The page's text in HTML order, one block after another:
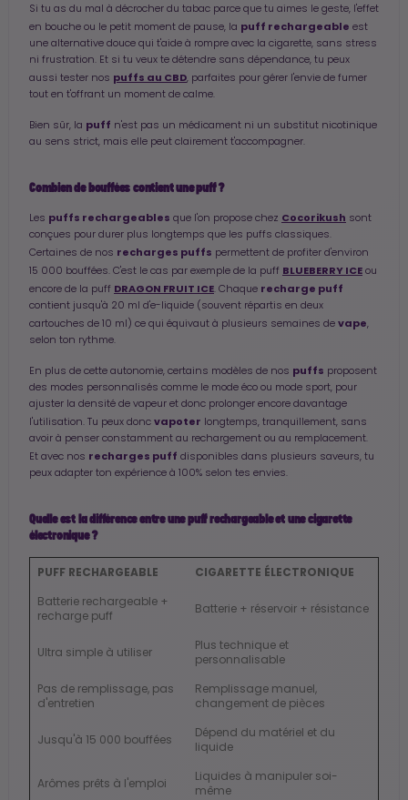
Si tu as du mal à décrocher du tabac parce que tu aimes le geste, l'effet
en bouche ou le petit moment de pause, la puff rechargeable est
une alternative douce qui t'aide à rompre avec la cigarette, sans stress
ni frustration. Et si tu veux te détendre sans dépendance, tu peux
aussi tester nos puffs au CBD, parfaites pour gérer l'envie de fumer
tout en t'offrant un moment de calme.
Bien sûr, la puff n'est pas un médicament ni un substitut nicotinique
au sens strict, mais elle peut clairement t'accompagner.
Combien de bouffées contient une puff ?
Les puffs rechargeables que l'on propose chez Cocorikush sont
conçues pour durer plus longtemps que les puffs classiques.
Certaines de nos recharges puffs permettent de profiter d'environ
15 000 bouffées. C'est le cas par exemple de la puff BLUEBERRY ICE ou
encore de la puff DRAGON FRUIT ICE. Chaque recharge puff
contient jusqu'à 20 ml d'e-liquide (souvent répartis en deux
cartouches de 10 ml) ce qui équivaut à plusieurs semaines de vape,
selon ton rythme.
En plus de cette autonomie, certains modèles de nos puffs proposent
des modes personnalisés comme le mode éco ou mode sport, pour
ajuster la densité de vapeur et donc prolonger encore davantage
l'utilisation. Tu peux donc vapoter longtemps, tranquillement, sans
avoir à penser constamment au rechargement ou au remplacement.
Et avec nos recharges puff disponibles dans plusieurs saveurs, tu
peux adapter ton expérience à 100% selon tes envies.
Quelle est la différence entre une puff rechargeable et une cigarette
électronique ?
PUFF RECHARGEABLE
CIGARETTE ÉLECTRONIQUE
Batterie rechargeable +
recharge puff
Batterie + réservoir + résistance
Ultra simple à utiliser
Plus technique et
personnalisable
Pas de remplissage, pas
d'entretien
Remplissage manuel,
changement de pièces
Jusqu'à 15 000 bouffées
Dépend du matériel et du
liquide
Arômes prêts à l'emploi
Liquides à manipuler soi-
même